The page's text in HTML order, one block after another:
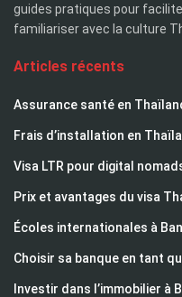
guides pratiques pour
familiariser avec la culture
Articles récents
Assurance santé en
Frais d’installation en
Visa LTR pour digital
Prix et avantages du visa
Écoles internationales à
Choisir sa banque en tant
Investir dans l’immobilier à